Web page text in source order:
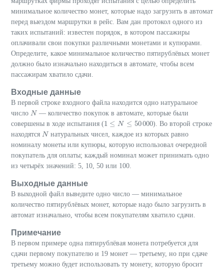
минимальное количество монет, которые надо загрузить в автомат
перед выездом маршрутки в рейс. Вам дан протокол одного из
таких испытаний: известен порядок, в котором пассажиры
оплачивали свои покупки различными монетами и купюрами.
Определите, какое минимальное количество пятирублёвых монет
должно было изначально находиться в автомате, чтобы всем
пассажирам хватило сдачи.
Входные данные
В первой строке входного файла находится одно натуральное
число N
N — количество покупок в автомате, которые были
совершены в ходе испытания (1 ≤ N ≤ 50000
1 ≤N ≤50000
). Во второй строке
находятся N
N натуральных чисел, каждое из которых равно
номиналу монеты или купюры, которую использовал очередной
покупатель для оплаты; каждый номинал может принимать одно
из четырёх значений: 5, 10, 50 или 100.
Выходные данные
В выходной файл выведите одно число — минимальное
количество пятирублёвых монет, которые надо было загрузить в
автомат изначально, чтобы всем покупателям хватило сдачи.
Примечание
В первом примере одна пятирублёвая монета потребуется для
сдачи первому покупателю и 19 монет — третьему, но при сдаче
третьему можно будет использовать ту монету, которую бросит